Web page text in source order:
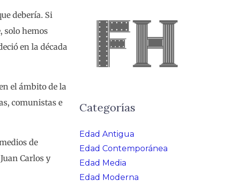
debería. Si
solo hemos
en la década
el ámbito de la
comunistas e
de
Carlos y
Categorías
Edad Antigua
Edad Contemporánea
Edad Media
Edad Moderna